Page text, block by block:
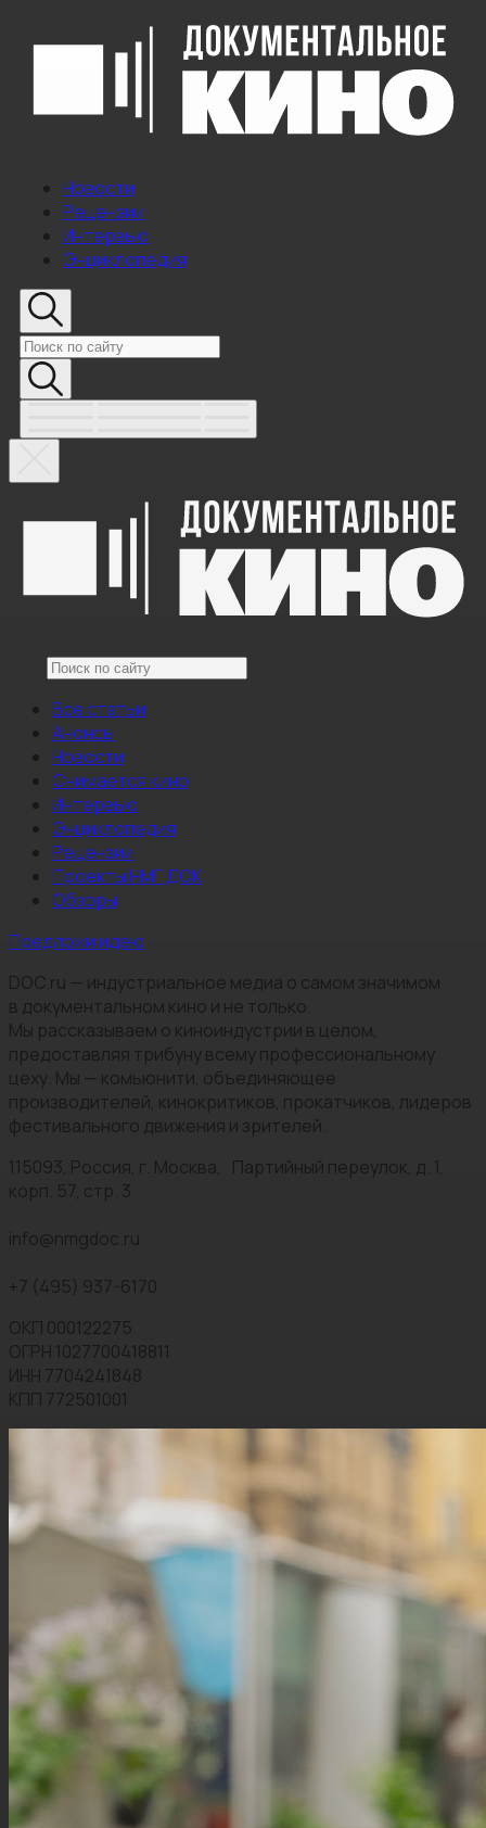
Новости
Рецензии
Интервью
Энциклопедия
Все статьи
Анонсы
Новости
Снимается кино
Интервью
Энциклопедия
Рецензии
Проекты НМГ ДОК
Обзоры
Предложи идею
DOC.ru — индустриальное медиа о самом значимом
в документальном кино и не только.
Мы рассказываем о киноиндустрии в целом,
предоставляя трибуну всему профессиональному
цеху. Мы — комьюнити, объединяющее
производителей, кинокритиков, прокатчиков, лидеров
фестивального движения и зрителей.
115093, Россия, г. Москва, Партийный переулок, д. 1,
корп. 57, стр. 3
info@nmgdoc.ru
+7 (495) 937-6170
ОКП 000122275
ОГРН 1027700418811
ИНН 7704241848
КПП 772501001